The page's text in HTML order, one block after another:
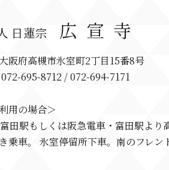
日蓮宗 広宣寺
府高槻市氷室町2丁目15番8号
695-8712 / 072-694-7171
用の場合＞
田駅もしくは阪急電車・富田駅よ
乗車。 氷室停留所下車。南のフレ